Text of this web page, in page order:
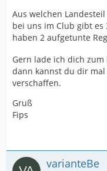
Aus welchen
bei uns im Club gibt es
haben 2 aufgetunte
Gern lade ich dich
dann kannst du dir
verschaffen.
Gruß
Fips
varianteBe